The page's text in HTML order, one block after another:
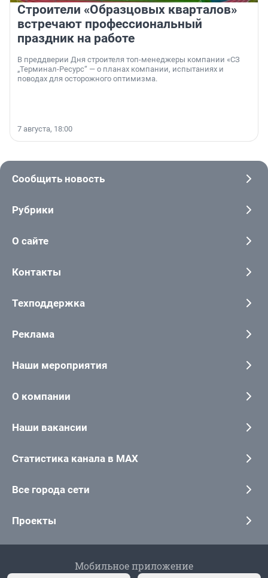
Строители «Образцовых кварталов»
встречают профессиональный
праздник на работе
В преддверии Дня строителя топ-менеджеры компании «СЗ
„Терминал-Ресурс“ — о планах компании, испытаниях и
поводах для осторожного оптимизма.
7 августа, 18:00
Сообщить новость
Рубрики
О сайте
Контакты
Техподдержка
Реклама
Наши мероприятия
О компании
Наши вакансии
Статистика канала в MAX
Все города сети
Проекты
Мобильное приложение